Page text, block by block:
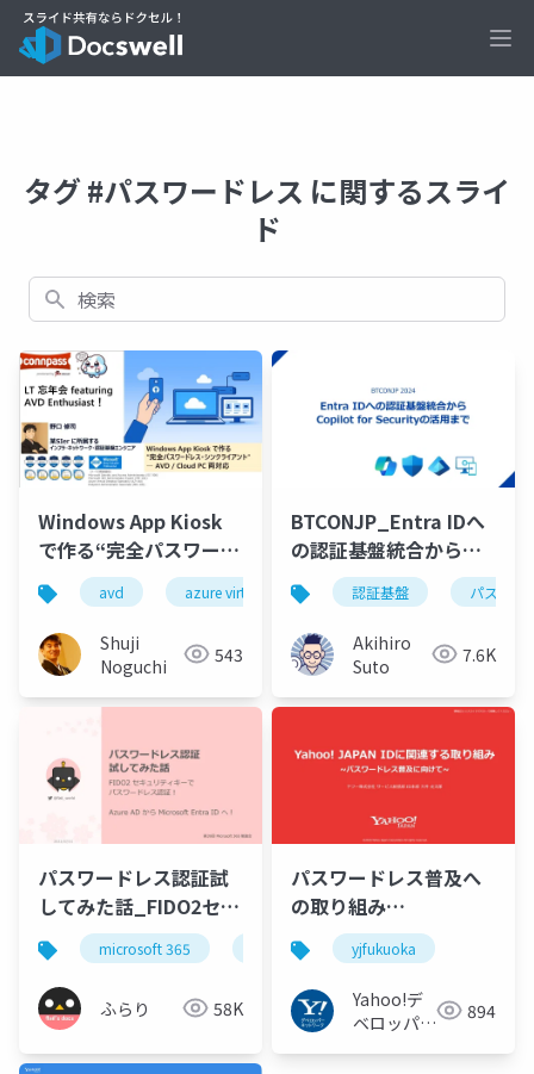
タグ #パスワードレス に関するスライ
ド
検索
Windows App Kiosk
で作る“完全パスワード
レス・シンクライアン
ト”－ AVD／CloudPC
両対応
avd azure virtual desktop パスキー
Shuji
Noguchi
543
BTCONJP_Entra IDへ
の認証基盤統合から
Copilot for Security
の活用まで
認証基盤 パスワー
Akihiro
Suto
7.6K
パスワードレス認証試
してみた話_FIDO2セキ
ュリティキーでパスワ
ードレス認証
microsoft 365 microsoft entra azure ad
ふらり 58K
パスワードレス普及へ
の取り組み
#yjfukuoka
yjfukuoka
Yahoo!デ
ベロッパー
894